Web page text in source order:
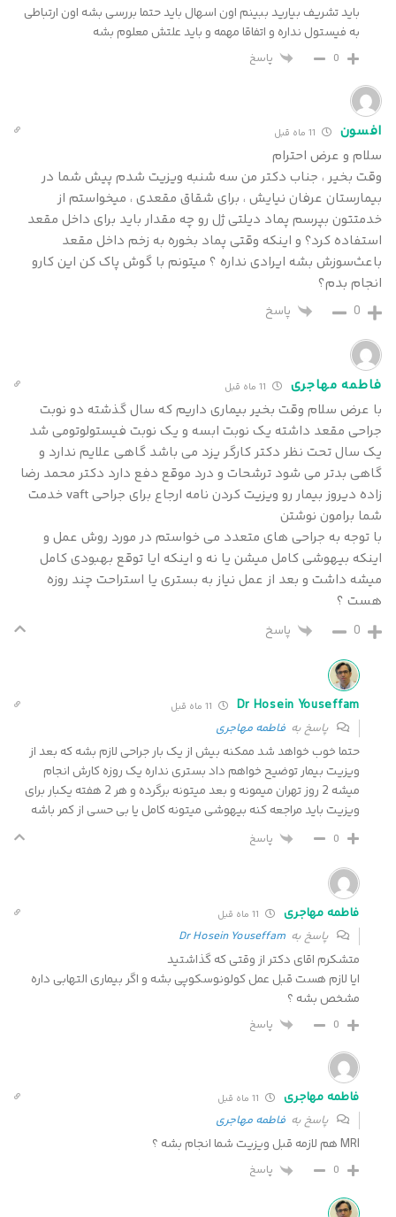
باید تشریف بیارید ببینم اون اسهال باید حتما بررسی بشه اون ارتباطی
به فیستول نداره و اتفاقا مهمه و باید علتش معلوم بشه
0 پاسخ
افسون
سلام و عرض احترام
وقت بخیر ، جناب دکتر من سه شنبه ویزیت شدم پیش شما در
بیمارستان عرفان نیایش ، برای شقاق مقعدی ، میخواستم از
خدمتتون بپرسم پماد دیلتی ژل رو چه مقدار باید برای داخل مقعد
استفاده کرد؟ و اینکه وقتی پماد بخوره به زخم داخل مقعد
باعث‌سوزش بشه ایرادی نداره ؟ میتونم با گوش پاک کن این کارو
انجام بدم؟
0 پاسخ
فاطمه مهاجری
با عرض سلام وقت بخیر بیماری داریم که سال گذشته دو نوبت
جراحی مقعد داشته یک نوبت ابسه و یک نوبت فیستولوتومی شد
یک سال تحت نظر دکتر کارگر یزد می باشد گاهی علایم ندارد و
گاهی بدتر می شود ترشحات و درد موقع دفع دارد دکتر محمد رضا
زاده دیروز بیمار رو ویزیت کردن نامه ارجاع برای جراحی vaft خدمت
شما برامون نوشتن
با توجه به جراحی های متعدد می خواستم در مورد روش عمل و
اینکه بیهوشی کامل میشن یا نه و اینکه ایا توقع بهبودی کامل
میشه داشت و بعد از عمل نیاز به بستری یا استراحت چند روزه
هست ؟
0 پاسخ
Dr Hosein Youseffam
پاسخ به فاطمه مهاجری
حتما خوب خواهد شد ممکنه بیش از یک بار جراحی لازم بشه که بعد از
ویزیت بیمار توضیح خواهم داد بستری نداره یک روزه کارش انجام
میشه 2 روز تهران میمونه و بعد میتونه برگرده و هر 2 هفته یکبار برای
ویزیت باید مراجعه کنه بیهوشی میتونه کامل یا بی حسی از کمر باشه
0 پاسخ
فاطمه مهاجری
پاسخ به Dr Hosein Youseffam
متشکرم اقای دکتر از وقتی که گذاشتید
ایا لازم هست قبل عمل کولونوسکوپی بشه و اگر بیماری التهابی داره
مشخص بشه ؟
0 پاسخ
فاطمه مهاجری
پاسخ به فاطمه مهاجری
MRI هم لازمه قبل ویزیت شما انجام بشه ؟
0 پاسخ